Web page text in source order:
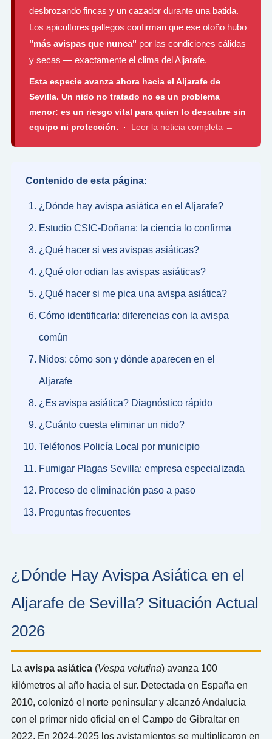
desbrozando fincas y un cazador durante una batida.
Los apicultores gallegos confirman que ese otoño hubo
"más avispas que nunca" por las condiciones cálidas
y secas — exactamente el clima del Aljarafe.
Esta especie avanza ahora hacia el Aljarafe de
Sevilla. Un nido no tratado no es un problema
menor: es un riesgo vital para quien lo descubre sin
equipo ni protección. · Leer la noticia completa →
Contenido de esta página:
¿Dónde hay avispa asiática en el Aljarafe?
Estudio CSIC-Doñana: la ciencia lo confirma
¿Qué hacer si ves avispas asiáticas?
¿Qué olor odian las avispas asiáticas?
¿Qué hacer si me pica una avispa asiática?
Cómo identificarla: diferencias con la avispa
común
Nidos: cómo son y dónde aparecen en el
Aljarafe
¿Es avispa asiática? Diagnóstico rápido
¿Cuánto cuesta eliminar un nido?
Teléfonos Policía Local por municipio
Fumigar Plagas Sevilla: empresa especializada
Proceso de eliminación paso a paso
Preguntas frecuentes
¿Dónde Hay Avispa Asiática en el
Aljarafe de Sevilla? Situación Actual
2026
La avispa asiática(Vespa velutina) avanza 100
kilómetros al año hacia el sur. Detectada en España en
2010, colonizó el norte peninsular y alcanzó Andalucía
con el primer nido oficial en el Campo de Gibraltar en
2022. En 2024-2025 los avistamientos se multiplicaron en